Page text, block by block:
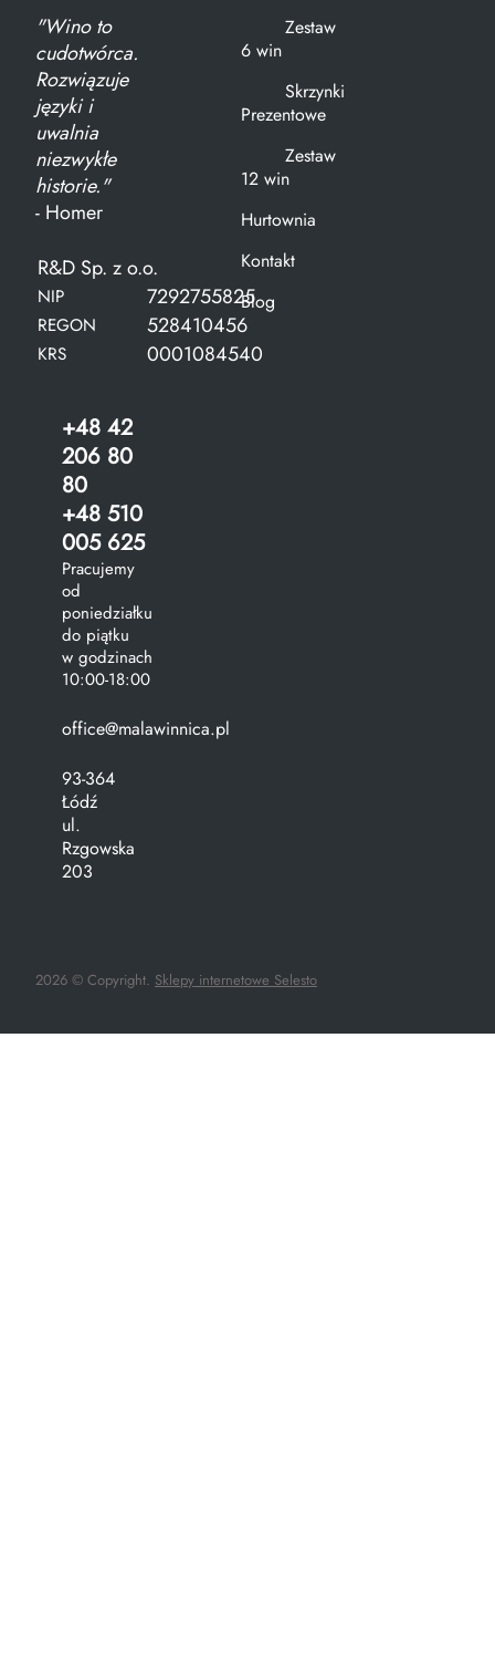
"Wino to
cudotwórca.
Rozwiązuje
języki i
uwalnia
niezwykłe
historie."
- Homer
R&D Sp. z o.o.
NIP 7292755825
REGON 528410456
KRS 0001084540
+48 42
206 80
80
+48 510
005 625
Pracujemy
od
poniedziałku
do piątku
w godzinach
10:00-18:00
office@malawinnica.pl
93-364
Łódź
ul.
Rzgowska
203
Zestaw
6 win
Skrzynki
Prezentowe
Zestaw
12 win
Hurtownia
Kontakt
Blog
2026 © Copyright. Sklepy internetowe Selesto